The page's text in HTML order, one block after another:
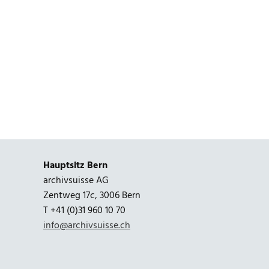
Hauptsitz Bern
archivsuisse AG
Zentweg 17c, 3006 Bern
T +41 (0)31 960 10 70
info@archivsuisse.ch